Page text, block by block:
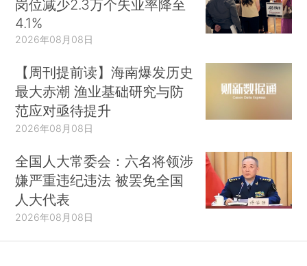
岗位减少2.3万个失业率降至
4.1%
2026年08月08日
【周刊提前读】海南爆发历史
最大赤潮 渔业基础研究与防
范应对亟待提升
2026年08月08日
全国人大常委会：六名将领涉
嫌严重违纪违法 被罢免全国
人大代表
2026年08月08日